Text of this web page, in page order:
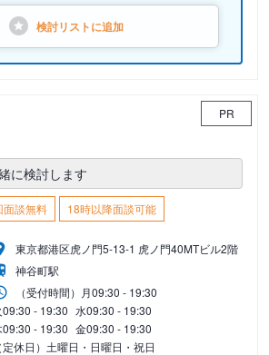
検討リストに追加
PR
に検討します
面談無料 18時以降面談可能
東京都港区虎ノ門5-13-1 虎ノ門40MTビル2階
神谷町駅
（受付時間） 月09:30 - 19:30
09:30 - 19:30 水09:30 - 19:30
09:30 - 19:30 金09:30 - 19:30
定休日）土曜日・日曜日・祝日